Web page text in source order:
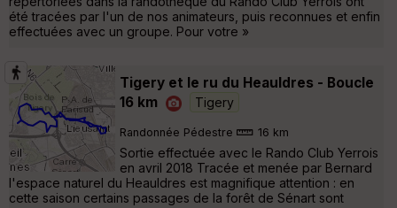
été tracées par l'un de nos animateurs, puis reconnues et enfin
effectuées avec un groupe. Pour votre »
Tigery et le ru du Heauldres - Boucle
16 km
Tigery
Randonnée Pédestre 16 km
Sortie effectuée avec le Rando Club Yerrois
en avril 2018 Tracée et menée par Bernard
l'espace naturel du Heauldres est magnifique attention : en
cette saison certains passages de la forêt de Sénart sont